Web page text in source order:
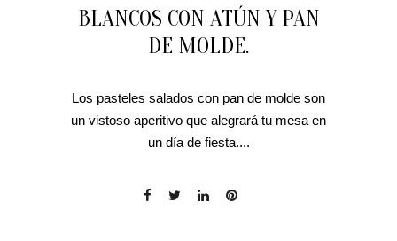
BLANCOS CON ATÚN Y PAN
DE MOLDE.
Los pasteles salados con pan de molde son
un vistoso aperitivo que alegrará tu mesa en
un día de fiesta....